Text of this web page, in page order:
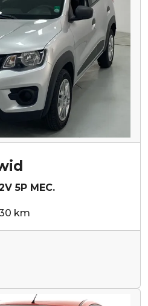
5P MEC.
km